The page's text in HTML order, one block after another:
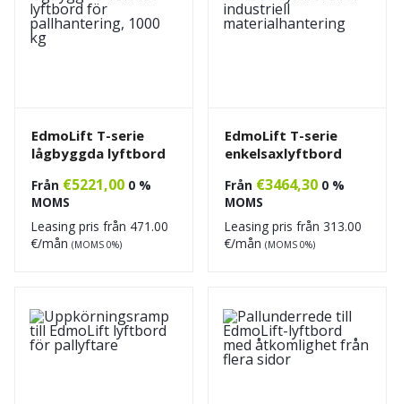
EdmoLift T-serie
lågbyggda lyftbord
Från €5221,00 0 %
MOMS
Leasing pris från 471.00
€/mån (MOMS 0%)
EdmoLift T-serie
enkelsaxlyftbord
Från €3464,30 0 %
MOMS
Leasing pris från 313.00
€/mån (MOMS 0%)